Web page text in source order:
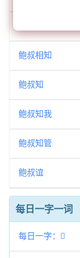
鲍叔相知
鲍叔知
鲍叔知我
鲍叔知管
鲍叔谊
每日一字一词
每日一字：𦅦